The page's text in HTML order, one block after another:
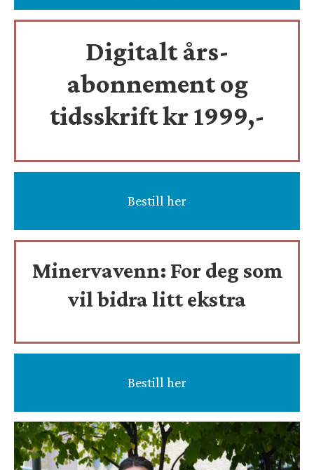
Digitalt års-
abonnement og
tidsskriftkr 1999,-
Bestill her
Minervavenn: For deg som
vil bidra litt ekstra
Bestill her